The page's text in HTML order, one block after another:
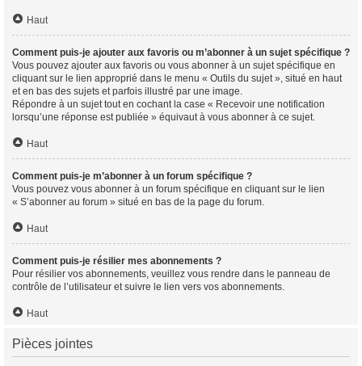
Haut
Comment puis-je ajouter aux favoris ou m’abonner à un sujet spécifique ?
Vous pouvez ajouter aux favoris ou vous abonner à un sujet spécifique en
cliquant sur le lien approprié dans le menu « Outils du sujet », situé en haut
et en bas des sujets et parfois illustré par une image.
Répondre à un sujet tout en cochant la case « Recevoir une notification
lorsqu’une réponse est publiée » équivaut à vous abonner à ce sujet.
Haut
Comment puis-je m’abonner à un forum spécifique ?
Vous pouvez vous abonner à un forum spécifique en cliquant sur le lien
« S’abonner au forum » situé en bas de la page du forum.
Haut
Comment puis-je résilier mes abonnements ?
Pour résilier vos abonnements, veuillez vous rendre dans le panneau de
contrôle de l’utilisateur et suivre le lien vers vos abonnements.
Haut
Pièces jointes